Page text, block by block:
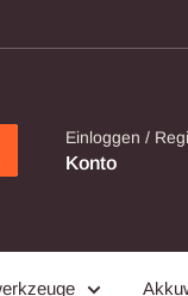
Einloggen /
Konto